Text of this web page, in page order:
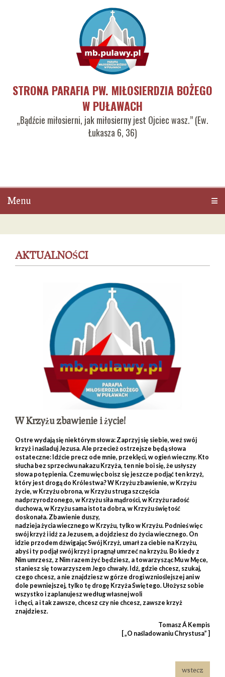
STRONA PARAFIA PW. MIŁOSIERDZIA BOŻEGO
W PUŁAWACH
„Bądźcie miłosierni, jak miłosierny jest Ojciec wasz.” (Ew.
Łukasza 6, 36)
Menu
AKTUALNOŚCI
W Krzyżu zbawienie i życie!
Ostre wydają się niektórym słowa: Zaprzyj się siebie, weź swój
krzyż i naśladuj Jezusa. Ale przecież ostrzejsze będą słowa
ostateczne: Idźcie precz ode mnie, przeklęci, w ogień wieczny. Kto
słucha bez sprzeciwu nakazu Krzyża, ten nie boi się, że usłyszy
słowa potępienia. Czemu więc boisz się jeszcze podjąć ten krzyż,
który jest drogą do Królestwa? W Krzyżu zbawienie, w Krzyżu
życie, w Krzyżu obrona, w Krzyżu struga szczęścia
nadprzyrodzonego, w Krzyżu siła mądrości, w Krzyżu radość
duchowa, w Krzyżu sama istota dobra, w Krzyżu świętość
doskonała. Zbawienie duszy,
nadzieja życia wiecznego w Krzyżu, tylko w Krzyżu. Podnieś więc
swój krzyż i idź za Jezusem, a dojdziesz do życia wiecznego. On
idzie przodem dźwigając Swój Krzyż, umarł za ciebie na Krzyżu,
abyś i ty podjął swój krzyż i pragnął umrzeć na krzyżu. Bo kiedy z
Nim umrzesz, z Nim razem żyć będziesz, a towarzysząc Mu w Męce,
staniesz się towarzyszem Jego chwały. Idź, gdzie chcesz, szukaj,
czego chcesz, a nie znajdziesz w górze drogi wznioślejszej ani w
dole pewniejszej, tylko tę drogę Krzyża Świętego. Ułożysz sobie
wszystko i zaplanujesz według własnej woli
i chęci, a i tak zawsze, chcesz czy nie chcesz, zawsze krzyż
znajdziesz.
Tomasz Á Kempis
[ „O naśladowaniu Chrystusa” ]
wstecz